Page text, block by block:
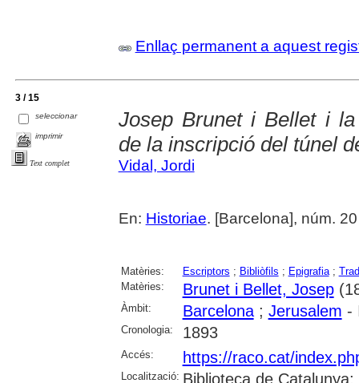
Enllaç permanent a aquest
3 / 15
seleccionar
imprimir
Text complet
Josep Brunet i Bellet i
de la inscripció del túnel
Vidal, Jordi
En: Historiae. [Barcelona], núm.
Matèries: Escriptors ; Bibliòfils ; Epigrafia;
Matèries:
Brunet i Bellet, Josep
Àmbit: Barcelona; Jerusalem -
Cronologia: 1893
Accés: https://raco.cat/
Localització: Biblioteca de